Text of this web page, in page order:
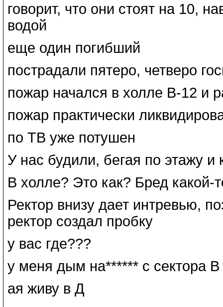
говорит, что они стоят на 10,
водой
еще один погибший
пострадали пятеро, четверо
пожар начался в холле В-12 и
пожар практически
по ТВ уже потушен
У нас будили, бегая по этажу
В холле? Это как? Бред какой-
Ректор внизу дает интревью,
ректор создал пробку
у вас где???
у меня дым на****** с сектора В
ая живу в Д